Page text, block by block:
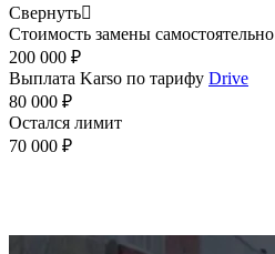
Свернуть
Стоимость замены самостоятельно
200 000 ₽
Выплата Karso по тарифу Drive
80 000 ₽
Остался лимит
70 000 ₽